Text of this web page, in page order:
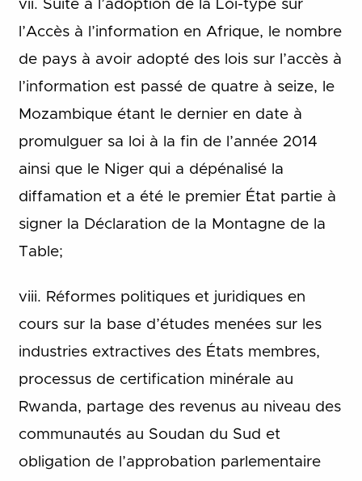
vii. Suite à l’adoption de la Loi-type sur
l’Accès à l’information en Afrique, le nombre
de pays à avoir adopté des lois sur l’accès à
l’information est passé de quatre à seize, le
Mozambique étant le dernier en date à
promulguer sa loi à la fin de l’année 2014
ainsi que le Niger qui a dépénalisé la
diffamation et a été le premier État partie à
signer la Déclaration de la Montagne de la
Table;
viii. Réformes politiques et juridiques en
cours sur la base d’études menées sur les
industries extractives des États membres,
processus de certification minérale au
Rwanda, partage des revenus au niveau des
communautés au Soudan du Sud et
obligation de l’approbation parlementaire